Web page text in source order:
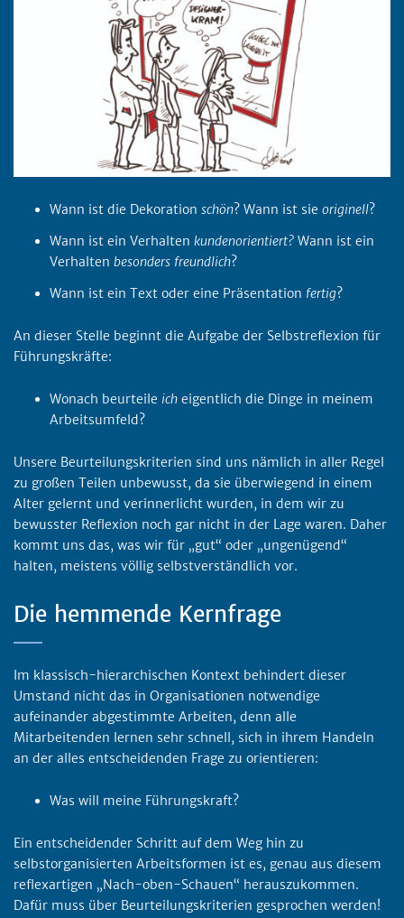
Wann ist die Dekoration schön? Wann ist sie originell?
Wann ist ein Verhalten kundenorientiert? Wann ist ein
Verhalten besonders freundlich?
Wann ist ein Text oder eine Präsentation fertig?
An dieser Stelle beginnt die Aufgabe der Selbstreflexion für
Führungskräfte:
Wonach beurteile ich eigentlich die Dinge in meinem
Arbeitsumfeld?
Unsere Beurteilungskriterien sind uns nämlich in aller Regel
zu großen Teilen unbewusst, da sie überwiegend in einem
Alter gelernt und verinnerlicht wurden, in dem wir zu
bewusster Reflexion noch gar nicht in der Lage waren. Daher
kommt uns das, was wir für „gut“ oder „ungenügend“
halten, meistens völlig selbstverständlich vor.
Die hemmende Kernfrage
Im klassisch-hierarchischen Kontext behindert dieser
Umstand nicht das in Organisationen notwendige
aufeinander abgestimmte Arbeiten, denn alle
Mitarbeitenden lernen sehr schnell, sich in ihrem Handeln
an der alles entscheidenden Frage zu orientieren:
Was will meine Führungskraft?
Ein entscheidender Schritt auf dem Weg hin zu
selbstorganisierten Arbeitsformen ist es, genau aus diesem
reflexartigen „Nach-oben-Schauen“ herauszukommen.
Dafür muss über Beurteilungskriterien gesprochen werden!